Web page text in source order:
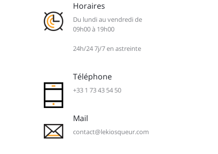
Horaires
Du lundi au vendredi de
09h00 à 19h00
24h/24 7j/7 en astreinte
Téléphone
+33 1 73 43 54 50
Mail
contact@lekiosqueur.com